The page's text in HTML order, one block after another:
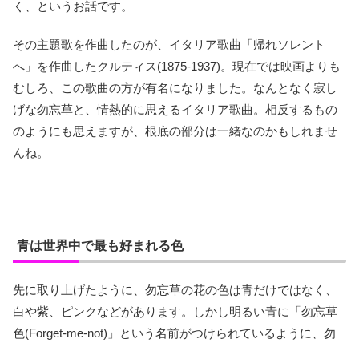
く、というお話です。
その主題歌を作曲したのが、イタリア歌曲「帰れソレント
へ」を作曲したクルティス(1875-1937)。現在では映画よりも
むしろ、この歌曲の方が有名になりました。なんとなく寂し
げな勿忘草と、情熱的に思えるイタリア歌曲。相反するもの
のようにも思えますが、根底の部分は一緒なのかもしれませ
んね。
青は世界中で最も好まれる色
先に取り上げたように、勿忘草の花の色は青だけではなく、
白や紫、ピンクなどがあります。しかし明るい青に「勿忘草
色(Forget-me-not)」という名前がつけられているように、勿